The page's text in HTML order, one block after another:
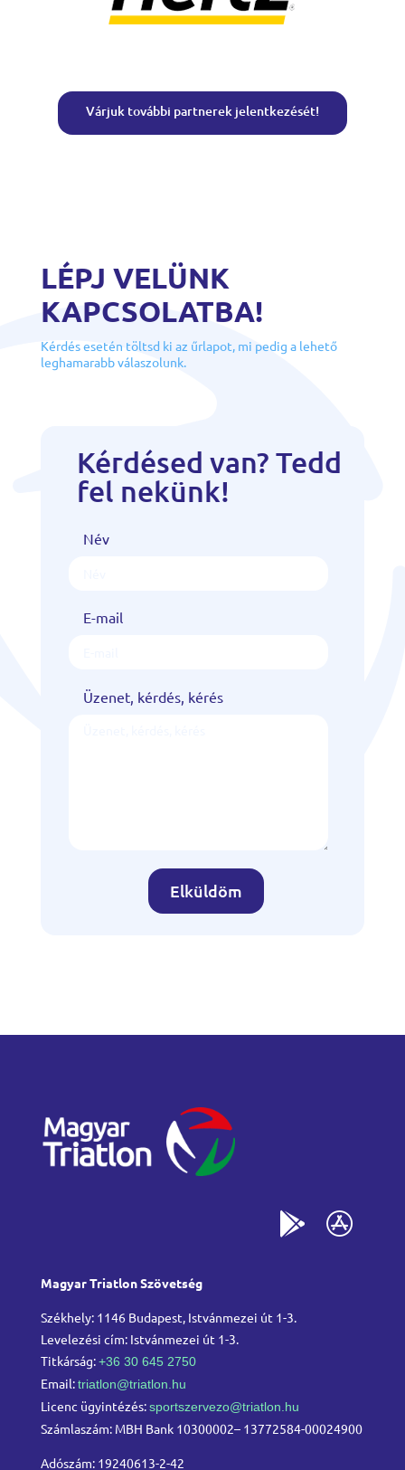
Várjuk további partnerek jelentkezését!
LÉPJ VELÜNK
KAPCSOLATBA!
Kérdés esetén töltsd ki az űrlapot, mi pedig a lehető
leghamarabb válaszolunk.
Kérdésed van? Tedd
fel nekünk!
Név
E-mail
Üzenet, kérdés, kérés
Elküldöm
Magyar Triatlon Szövetség
Székhely: 1146 Budapest, Istvánmezei út 1-3.
Levelezési cím: Istvánmezei út 1-3.
Titkárság:+36 30 645 2750
Email:triatlon@triatlon.hu
Licenc ügyintézés:sportszervezo@triatlon.hu
Számlaszám: MBH Bank 10300002– 13772584-00024900
Adószám: 19240613-2-42